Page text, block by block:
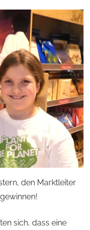
den Marktleiter
sich, dass eine